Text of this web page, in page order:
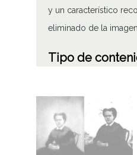
y un característico
eliminado de la imagen
Tipo de
Soporte
Placa de vidrio